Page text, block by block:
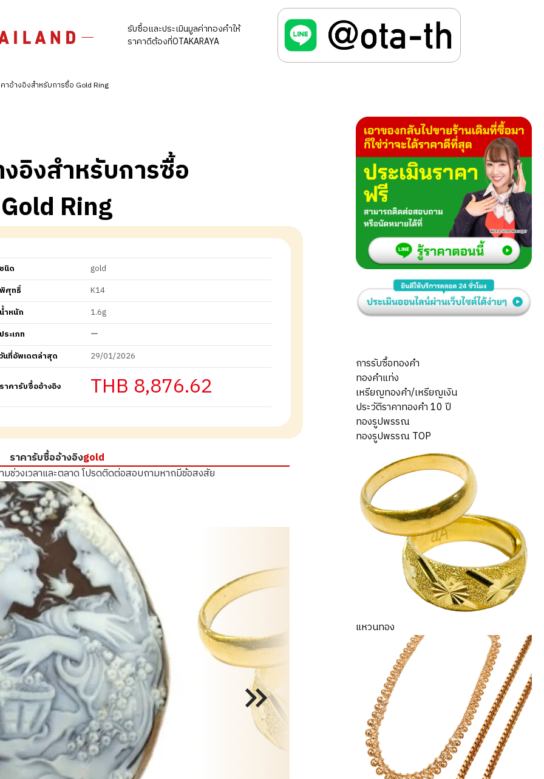
รับซื้อและประเมินมูลค่าทองคำให้
ราคาดีต้องที่OTAKARAYA
าอ้างอิงสำหรับการซื้อ Gold Ring
อิงสำหรับการซื้อ
Gold Ring
ชนิด
gold
พิศุทธิ์
K14
น้ำหนัก
1.6g
ประเภท
ー
วันที่อัพเดตล่าสุด
29/01/2026
ราคารับซื้ออ้างอิง THB 8,876.62
ราคารับซื้ออ้างอิงgold
ช่วงเวลาและตลาดโปรดติดต่อสอบถามหากมีข้อสงสัย
การรับซื้อทองคำ
ทองคำแท่ง
เหรียญทองคำ/เหรียญเงิน
ประวัติราคาทองคำ 10 ปี
ทองรูปพรรณ
ทองรูปพรรณ TOP
แหวนทอง